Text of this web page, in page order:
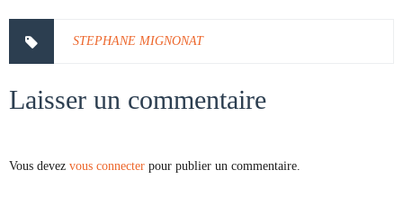
STEPHANE MIGNONAT
Laisser un commentaire
Vous devez vous connecter pour publier un commentaire.